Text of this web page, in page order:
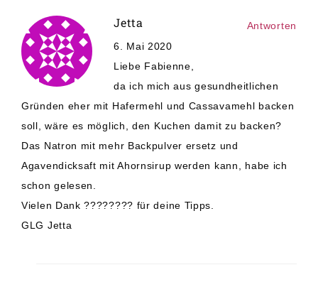
Jetta
6. Mai 2020
Liebe Fabienne,
da ich mich aus gesundheitlichen
Gründen eher mit Hafermehl und Cassavamehl backen
soll, wäre es möglich, den Kuchen damit zu backen?
Das Natron mit mehr Backpulver ersetz und
Agavendicksaft mit Ahornsirup werden kann, habe ich
schon gelesen.
Vielen Dank ???????? für deine Tipps.
GLG Jetta
Antworten